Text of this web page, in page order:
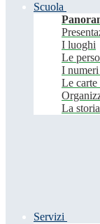
Scuola
I luoghi
Le
I numeri
Le carte
La storia
Servizi